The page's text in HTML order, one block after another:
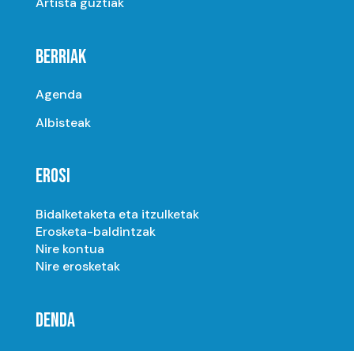
BERRIAK
Agenda
Albisteak
EROSI
Bidalketaketa eta itzulketak
Erosketa-baldintzak
Nire kontua
Nire erosketak
DENDA